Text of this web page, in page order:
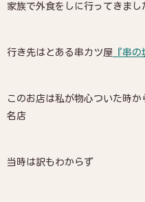
家族で外食をしに行ってきまし
行き先はとある串カツ屋 『串の
このお店は私が物心ついた時
名店
当時は訳もわからず